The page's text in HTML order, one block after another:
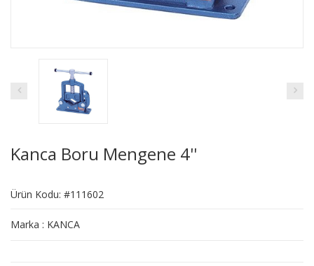
Kanca Boru Mengene 4''
Ürün Kodu: #111602
Marka : KANCA